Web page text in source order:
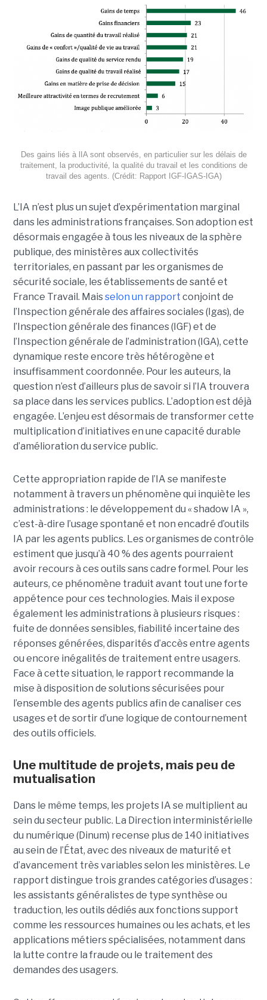
Des gains liés à lIA sont observés, en particulier sur les délais de
traitement, la productivité, la qualité du travail et les conditions de
travail des agents. (Crédit: Rapport IGF-IGAS-IGA)
L’IA n’est plus un sujet d’expérimentation marginal
dans les administrations françaises. Son adoption est
désormais engagée à tous les niveaux de la sphère
publique, des ministères aux collectivités
territoriales, en passant par les organismes de
sécurité sociale, les établissements de santé et
France Travail. Maisselon un rapport conjoint de
l’Inspection générale des affaires sociales (Igas), de
l’Inspection générale des finances (IGF) et de
l’Inspection générale de l’administration (IGA), cette
dynamique reste encore très hétérogène et
insuffisamment coordonnée. Pour les auteurs, la
question n’est d’ailleurs plus de savoir si l’IA trouvera
sa place dans les services publics. L’adoption est déjà
engagée. L’enjeu est désormais de transformer cette
multiplication d’initiatives en une capacité durable
d’amélioration du service public.
Cette appropriation rapide de l’IA se manifeste
notamment à travers un phénomène qui inquiète les
administrations : le développement du « shadow IA »,
c’est-à-dire l’usage spontané et non encadré d’outils
IA par les agents publics. Les organismes de contrôle
estiment que jusqu’à 40 % des agents pourraient
avoir recours à ces outils sans cadre formel. Pour les
auteurs, ce phénomène traduit avant tout une forte
appétence pour ces technologies. Mais il expose
également les administrations à plusieurs risques :
fuite de données sensibles, fiabilité incertaine des
réponses générées, disparités d’accès entre agents
ou encore inégalités de traitement entre usagers.
Face à cette situation, le rapport recommande la
mise à disposition de solutions sécurisées pour
l’ensemble des agents publics afin de canaliser ces
usages et de sortir d’une logique de contournement
des outils officiels.
Une multitude de projets, mais peu de
mutualisation
Dans le même temps, les projets IA se multiplient au
sein du secteur public. La Direction interministérielle
du numérique (Dinum) recense plus de 140 initiatives
au sein de l’État, avec des niveaux de maturité et
d’avancement très variables selon les ministères. Le
rapport distingue trois grandes catégories d’usages :
les assistants généralistes de type synthèse ou
traduction, les outils dédiés aux fonctions support
comme les ressources humaines ou les achats, et les
applications métiers spécialisées, notamment dans
la lutte contre la fraude ou le traitement des
demandes des usagers.